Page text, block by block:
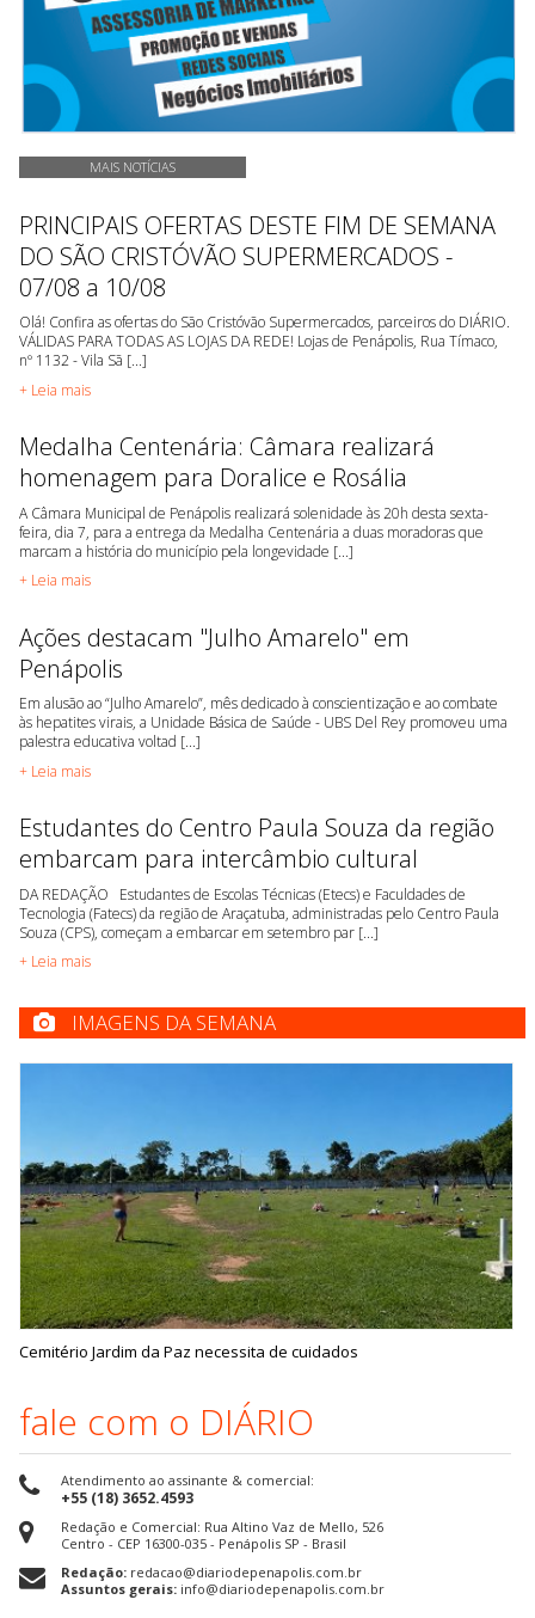
MAIS NOTÍCIAS
PRINCIPAIS OFERTAS DESTE FIM DE SEMANA
DO SÃO CRISTÓVÃO SUPERMERCADOS -
07/08 a 10/08
Olá! Confira as ofertas do São Cristóvão Supermercados, parceiros do DIÁRIO.
VÁLIDAS PARA TODAS AS LOJAS DA REDE! Lojas de Penápolis, Rua Tímaco,
nº 1132 - Vila Sã [...]
+ Leia mais
Medalha Centenária: Câmara realizará
homenagem para Doralice e Rosália
A Câmara Municipal de Penápolis realizará solenidade às 20h desta sexta-
feira, dia 7, para a entrega da Medalha Centenária a duas moradoras que
marcam a história do município pela longevidade [...]
+ Leia mais
Ações destacam "Julho Amarelo" em
Penápolis
Em alusão ao “Julho Amarelo”, mês dedicado à conscientização e ao combate
às hepatites virais, a Unidade Básica de Saúde - UBS Del Rey promoveu uma
palestra educativa voltad [...]
+ Leia mais
Estudantes do Centro Paula Souza da região
embarcam para intercâmbio cultural
DA REDAÇÃO Estudantes de Escolas Técnicas (Etecs) e Faculdades de
Tecnologia (Fatecs) da região de Araçatuba, administradas pelo Centro Paula
Souza (CPS), começam a embarcar em setembro par [...]
+ Leia mais
IMAGENS DA SEMANA
Cemitério Jardim da Paz necessita de cuidados
fale com o DIÁRIO
Atendimento ao assinante & comercial:
+55 (18) 3652.4593
Redação e Comercial: Rua Altino Vaz de Mello, 526
Centro - CEP 16300-035 - Penápolis SP - Brasil
Redação: redacao@diariodepenapolis.com.br
Assuntos gerais: info@diariodepenapolis.com.br